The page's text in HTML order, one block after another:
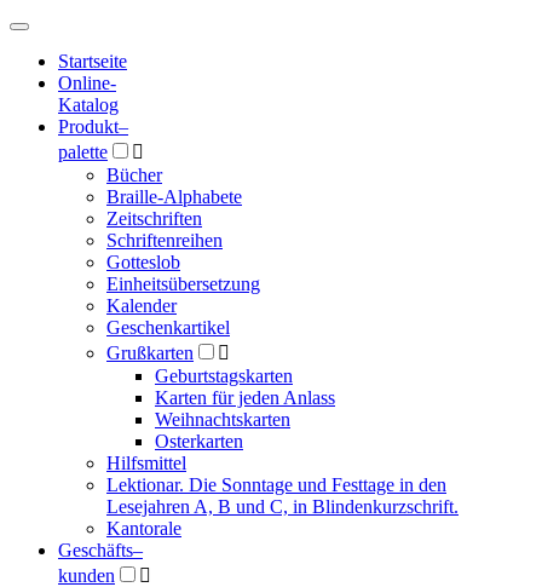
Hauptmenü
Hauptmenü
Startseite
Online-
Katalog
Produkt–
palette

Bücher
Braille-Alphabete
Zeitschriften
Schriftenreihen
Gotteslob
Einheitsübersetzung
Kalender
Geschenkartikel
Grußkarten

Geburtstagskarten
Karten für jeden Anlass
Weihnachtskarten
Osterkarten
Hilfsmittel
Lektionar. Die Sonntage und Festtage in den
Lesejahren A, B und C, in Blindenkurzschrift.
Kantorale
Geschäfts­–
kunden
